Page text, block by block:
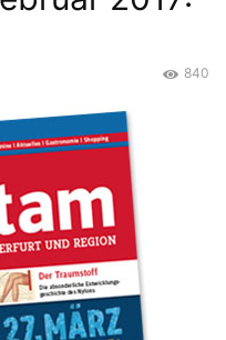
840